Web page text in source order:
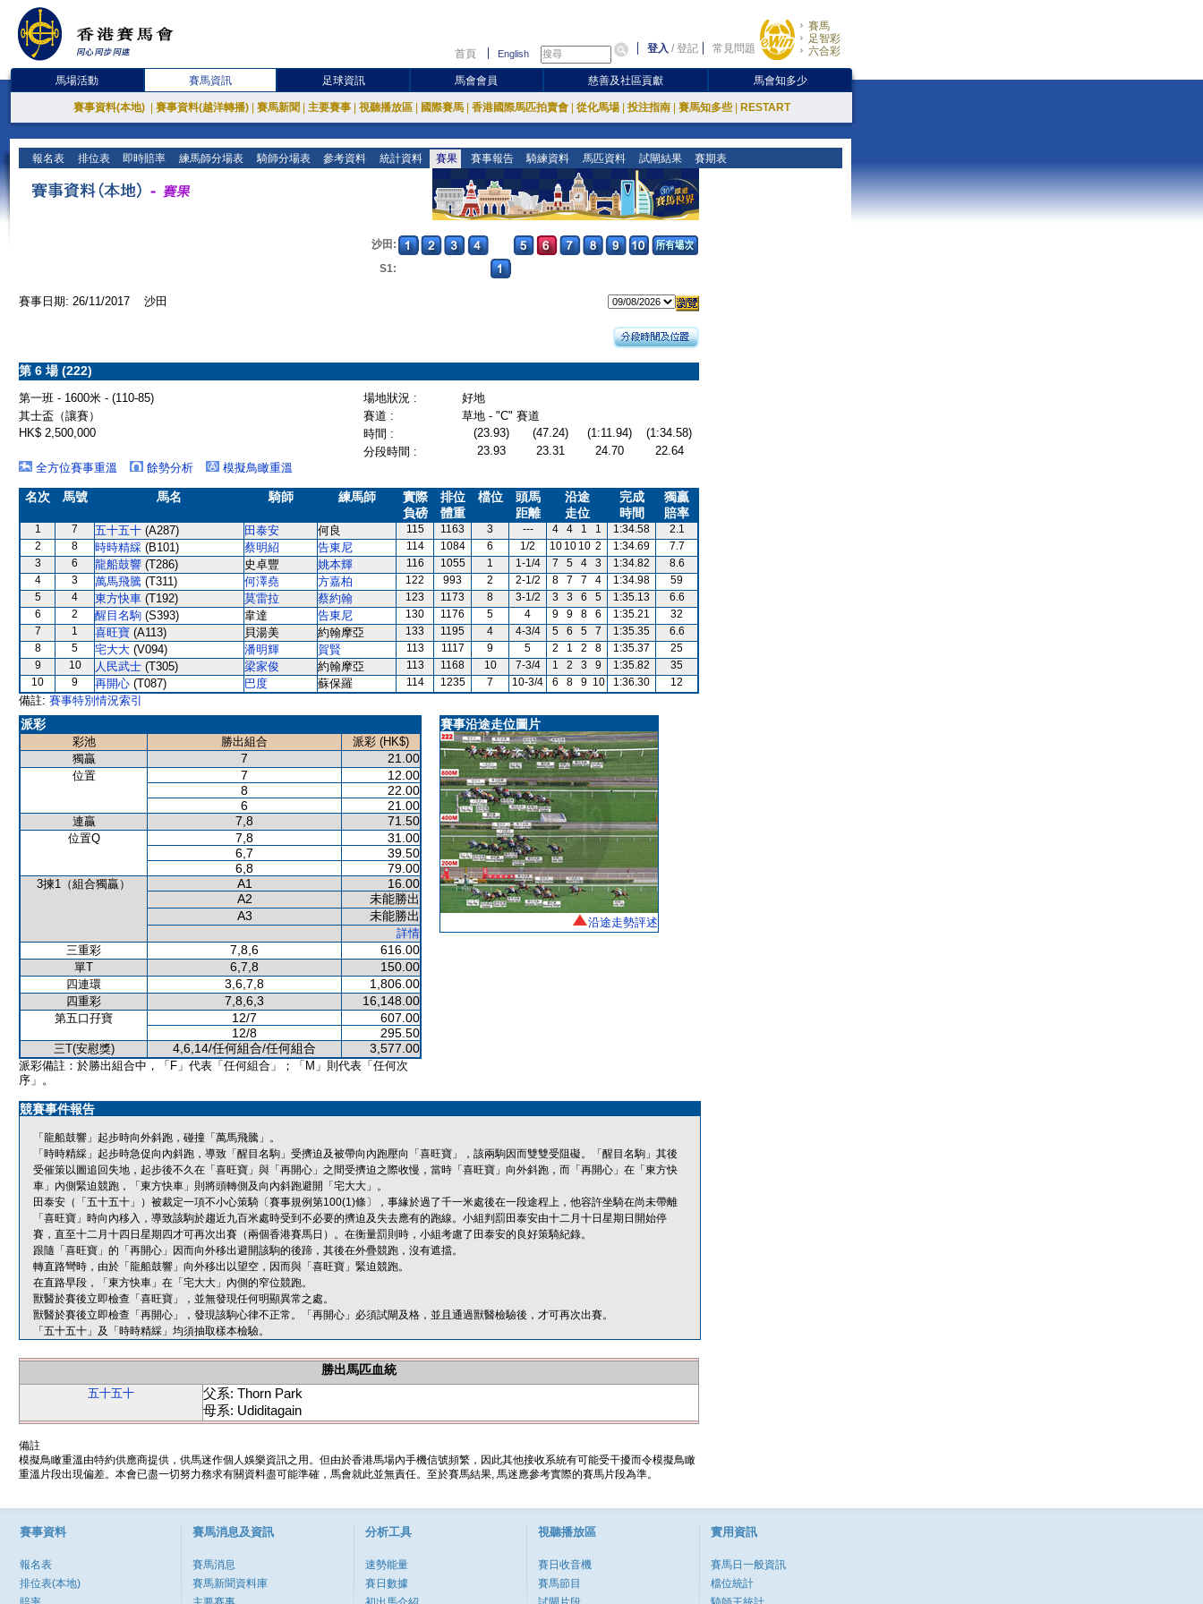
首頁 English 登入 /登記 常見問題
賽馬
足智彩
六合彩
馬場活動 賽馬資訊 足球資訊 馬會會員 慈善及社區貢獻 馬會知多少
賽事資料(本地) 賽事資料(越洋轉播) 賽馬新聞 主要賽事 視聽播放區 國際賽馬 香港國際馬匹拍賣會 從化馬場 投注指南 賽馬知多些 RESTART
報名表 排位表 即時賠率 練馬師分場表 騎師分場表 參考資料 統計資料 賽果 賽事報告 騎練資料 馬匹資料 試閘結果 賽期表
沙田:
S1:
賽事日期: 26/11/2017 沙田
第 6 場 (222)
第一班 - 1600米 - (110-85) 場地狀況 :
好地
其士盃（讓賽）
賽道 :
草地 - "C" 賽道
HK$ 2,500,000
時間 : (23.93) (47.24) (1:11.94)
(1:34.58)
分段時間 :
23.93 23.31 24.70
22.64
全方位賽事重溫
餘勢分析 模擬鳥瞰重溫
名次 馬號 馬名 騎師 練馬師
實際
負磅
排位
體重
檔位
頭馬
距離
沿途
走位
完成
時間
獨贏
賠率
1 7 五十五十 (A287) 田泰安 何良 115 1163 3 --- 4 4 1 1 1:34.58
2.1
2
8 時時精綵 (B101) 蔡明紹 告東尼 114 1084 6 1/2 10 10 10 2 1:34.69
7.7
3
6 龍船鼓響 (T286) 史卓豐 姚本輝 116 1055 1 1-1/4 7 5 4 3 1:34.82
8.6
4
3 萬馬飛騰 (T311) 何澤堯 方嘉柏 122 993 2 2-1/2 8 7 7 4 1:34.98
59
5
4 東方快車 (T192) 莫雷拉 蔡約翰 123 1173 8 3-1/2 3 3 6 5 1:35.13
6.6
6
2 醒目名駒 (S393) 韋達 告東尼 130 1176 5 4 9 9 8 6 1:35.21
32
7
1 喜旺寶 (A113) 貝湯美 約翰摩亞 133 1195 4 4-3/4 5 6 5 7 1:35.35
6.6
8
5 宅大大 (V094) 潘明輝 賀賢 113 1117 9 5 2 1 2 8 1:35.37
25
9
10 人民武士 (T305) 梁家俊 約翰摩亞 113 1168 10 7-3/4 1 2 3 9 1:35.82
35
10
9 再開心 (T087) 巴度 蘇保羅 114 1235 7 10-3/4 6 8 9 10 1:36.30 12
備註: 賽事特別情況索引
派彩
彩池 勝出組合
派彩 (HK$)
獨贏
7 21.00
位置 7
12.00
8
22.00
6
21.00
連贏 7,8 71.50
位置Q 7,8
31.00
6,7
39.50
6,8
79.00
3揀1（組合獨贏） A1
16.00
A2
未能勝出
A3
未能勝出
詳情
三重彩
7,8,6 616.00
單T 6,7,8 150.00
四連環 3,6,7,8 1,806.00
四重彩 7,8,6,3 16,148.00
第五口孖寶 12/7
607.00
12/8
295.50
三T(安慰獎) 4,6,14/任何組合/任何組合 3,577.00
派彩備註：於勝出組合中，「F」代表「任何組合」；「M」則代表「任何次
序」。
賽事沿途走位圖片
沿途走勢評述
競賽事件報告
「龍船鼓響」起步時向外斜跑，碰撞「萬馬飛騰」。
「時時精綵」起步時急促向內斜跑，導致「醒目名駒」受擠迫及被帶向內跑壓向「喜旺寶」，該兩駒因而雙雙受阻礙。「醒目名駒」其後
受催策以圖追回失地，起步後不久在「喜旺寶」與「再開心」之間受擠迫之際收慢，當時「喜旺寶」向外斜跑，而「再開心」在「東方快
車」內側緊迫競跑，「東方快車」則將頭轉側及向內斜跑避開「宅大大」。
田泰安（「五十五十」）被裁定一項不小心策騎〔賽事規例第100(1)條〕，事緣於過了千一米處後在一段途程上，他容許坐騎在尚未帶離
「喜旺寶」時向內移入，導致該駒於趨近九百米處時受到不必要的擠迫及失去應有的跑線。小組判罰田泰安由十二月十日星期日開始停
賽，直至十二月十四日星期四才可再次出賽（兩個香港賽馬日）。在衡量罰則時，小組考慮了田泰安的良好策騎紀錄。
跟隨「喜旺寶」的「再開心」因而向外移出避開該駒的後蹄，其後在外疊競跑，沒有遮擋。
轉直路彎時，由於「龍船鼓響」向外移出以望空，因而與「喜旺寶」緊迫競跑。
在直路早段，「東方快車」在「宅大大」內側的窄位競跑。
獸醫於賽後立即檢查「喜旺寶」，並無發現任何明顯異常之處。
獸醫於賽後立即檢查「再開心」，發現該駒心律不正常。「再開心」必須試閘及格，並且通過獸醫檢驗後，才可再次出賽。
「五十五十」及「時時精綵」均須抽取樣本檢驗。
勝出馬匹血統
五十五十
父系: Thorn Park
母系: Udiditagain
備註
模擬鳥瞰重溫由特約供應商提供，供馬迷作個人娛樂資訊之用。但由於香港馬場內手機信號頻繁，因此其他接收系統有可能受干擾而令模擬鳥瞰
重溫片段出現偏差。本會已盡一切努力務求有關資料盡可能準確，馬會就此並無責任。至於賽馬結果, 馬迷應參考實際的賽馬片段為準。
賽事資料
報名表
排位表(本地)
賽馬消息及資訊
賽馬消息
賽馬新聞資料庫
分析工具
速勢能量
賽日數據
視聽播放區
賽日收音機
賽馬節目
實用資訊
賽馬日一般資訊
檔位統計